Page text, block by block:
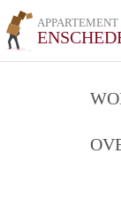
APPARTEMENT